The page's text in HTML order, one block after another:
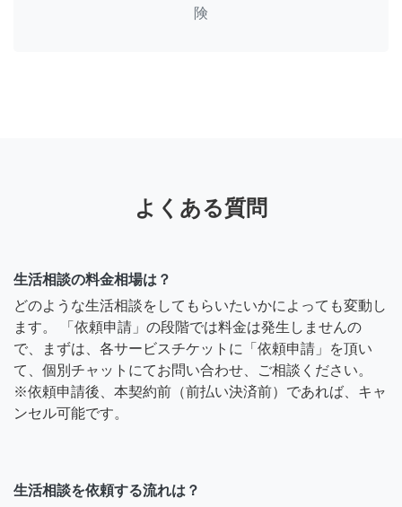
険
よくある質問
生活相談の料金相場は？
どのような生活相談をしてもらいたいかによっても変動し
ます。 「依頼申請」の段階では料金は発生しませんの
で、まずは、各サービスチケットに「依頼申請」を頂い
て、個別チャットにてお問い合わせ、ご相談ください。
※依頼申請後、本契約前（前払い決済前）であれば、キャ
ンセル可能です。
生活相談を依頼する流れは？